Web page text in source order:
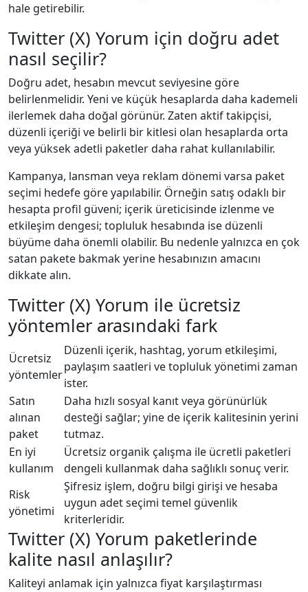
hale getirebilir.
Twitter (X) Yorum için doğru adet
nasıl seçilir?
Doğru adet, hesabın mevcut seviyesine göre
belirlenmelidir. Yeni ve küçük hesaplarda daha kademeli
ilerlemek daha doğal görünür. Zaten aktif takipçisi,
düzenli içeriği ve belirli bir kitlesi olan hesaplarda orta
veya yüksek adetli paketler daha rahat kullanılabilir.
Kampanya, lansman veya reklam dönemi varsa paket
seçimi hedefe göre yapılabilir. Örneğin satış odaklı bir
hesapta profil güveni; içerik üreticisinde izlenme ve
etkileşim dengesi; topluluk hesabında ise düzenli
büyüme daha önemli olabilir. Bu nedenle yalnızca en çok
satan pakete bakmak yerine hesabınızın amacını
dikkate alın.
Twitter (X) Yorum ile ücretsiz
yöntemler arasındaki fark
Ücretsiz
yöntemler
Düzenli içerik, hashtag, yorum etkileşimi,
paylaşım saatleri ve topluluk yönetimi zaman
ister.
Satın
alınan
paket
Daha hızlı sosyal kanıt veya görünürlük
desteği sağlar; yine de içerik kalitesinin yerini
tutmaz.
En iyi
kullanım
Ücretsiz organik çalışma ile ücretli paketleri
dengeli kullanmak daha sağlıklı sonuç verir.
Risk
yönetimi
Şifresiz işlem, doğru bilgi girişi ve hesaba
uygun adet seçimi temel güvenlik
kriterleridir.
Twitter (X) Yorum paketlerinde
kalite nasıl anlaşılır?
Kaliteyi anlamak için yalnızca fiyat karşılaştırması